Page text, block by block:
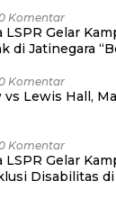
Komentar
LSPR Gelar
di Jatinegara
Komentar
vs Lewis Hall,
Komentar
LSPR Gelar
Disabilitas di